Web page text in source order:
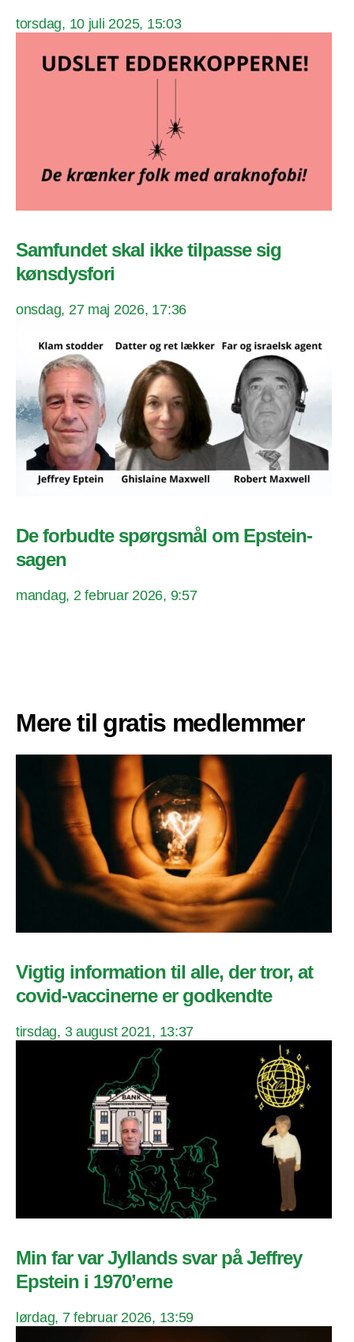
torsdag, 10 juli 2025, 15:03
Samfundet skal ikke tilpasse sig
kønsdysfori
onsdag, 27 maj 2026, 17:36
De forbudte spørgsmål om Epstein-
sagen
mandag, 2 februar 2026, 9:57
Mere til gratis medlemmer
Vigtig information til alle, der tror, at
covid-vaccinerne er godkendte
tirsdag, 3 august 2021, 13:37
Min far var Jyllands svar på Jeffrey
Epstein i 1970’erne
lørdag, 7 februar 2026, 13:59